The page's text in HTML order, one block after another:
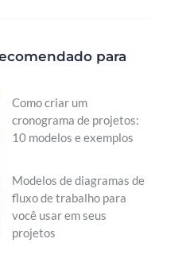
para
Como criar um
cronograma de projetos:
10 modelos e exemplos
Modelos de diagramas de
fluxo de trabalho para
você usar em seus
projetos